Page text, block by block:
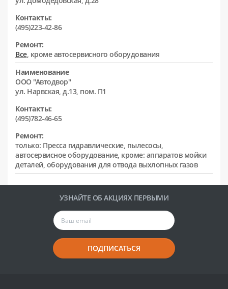
Контакты:
(495)223-42-86
Ремонт:
Все, кроме автосервисного оборудования
Наименование
ООО "Автодвор"
ул. Нарвская, д.13, пом. П1
Контакты:
(495)782-46-65
Ремонт:
только: Пресса гидравлические, пылесосы,
автосервисное оборудование, кроме: аппаратов мойки
деталей, оборудования для отвода выхлопных газов
УЗНАЙТЕ ОБ АКЦИЯХ ПЕРВЫМИ
ПОДПИСАТЬСЯ